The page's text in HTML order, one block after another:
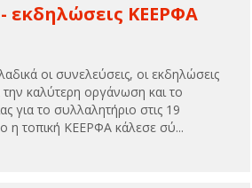
- εκδηλώσεις ΚΕΕΡΦΑ
οι συνελεύσεις, οι εκδηλώσεις
την καλύτερη οργάνωση και το
για το συλλαλητήριο στις 19
η τοπική ΚΕΕΡΦΑ κάλεσε σύ...